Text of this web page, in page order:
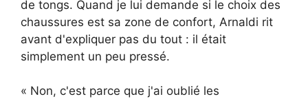
de tongs. Quand je lui demande si le choix des
chaussures est sa zone de confort, Arnaldi rit
avant d'expliquer pas du tout : il était
simplement un peu pressé.
« Non, c'est parce que j'ai oublié les